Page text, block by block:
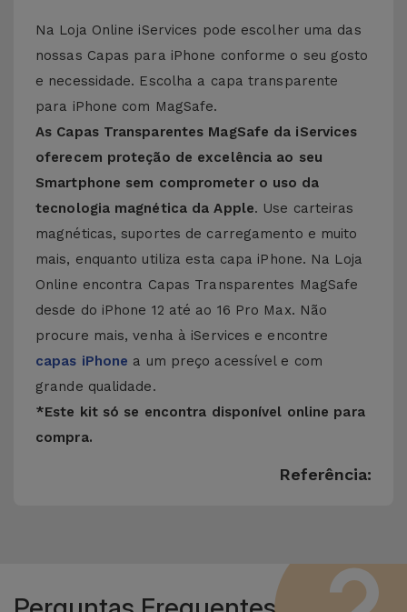
Na Loja Online iServices pode escolher uma das
nossas Capas para iPhone conforme o seu gosto
e necessidade. Escolha a capa transparente
para iPhone com MagSafe.
As Capas Transparentes MagSafe da iServices
oferecem proteção de excelência ao seu
Smartphone sem comprometer o uso da
tecnologia magnética da Apple. Use carteiras
magnéticas, suportes de carregamento e muito
mais, enquanto utiliza esta capa iPhone. Na Loja
Online encontra Capas Transparentes MagSafe
desde do iPhone 12 até ao 16 Pro Max. Não
procure mais, venha à iServices e encontre
capas iPhone a um preço acessível e com
grande qualidade.
*Este kit só se encontra disponível online para
compra.
Referência: